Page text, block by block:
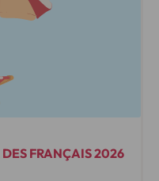
FRANÇAIS 2026